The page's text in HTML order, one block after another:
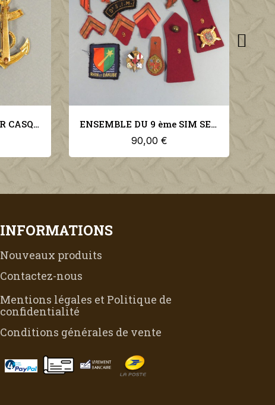
ANCRE INSIGNE POUR CASQUE COLONIAL TROPICAL INFANTERIE DE MARINE OU COLONIALE FABRICATION SECONDE GUERRE
ENSEMBLE DU 9 ème SIM SECTION D'INFIRMIER MILITAIRE LIBERATION ANNEES 1950
90,00 €
INFORMATIONS
Nouveaux produits
Contactez-nous
Mentions légales et Politique de
confidentialité
Conditions générales de vente